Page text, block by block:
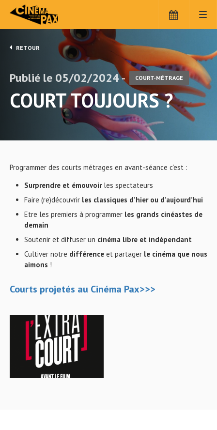
RETOUR
Publié le 05/02/2024 - COURT-MÉTRAGE
COURT TOUJOURS ?
Programmer des courts métrages en avant-séance c’est :
Surprendre et émouvoirles spectateurs
Faire (re)découvrir les classiques d’hier ou d’aujourd’hui
Etre les premiers à programmer les grands cinéastes de
demain
Soutenir et diffuser un cinéma libre et indépendant
Cultiver notre différence et partager le cinéma que nous
aimons !
Courts projetés au Cinéma Pax>>>